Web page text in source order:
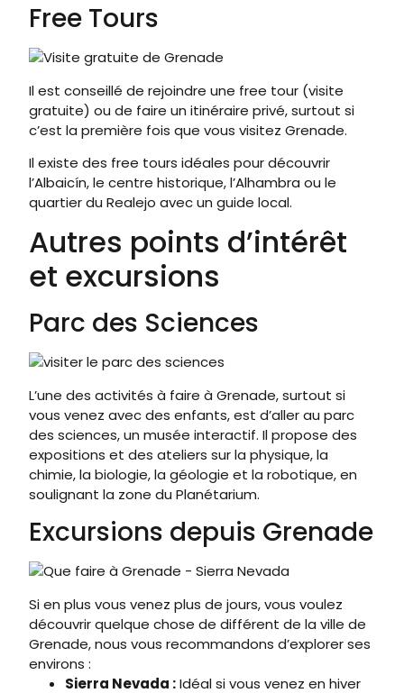
Free Tours
Il est conseillé de rejoindre une free tour (visite
gratuite) ou de faire un itinéraire privé, surtout si
c’est la première fois que vous visitez Grenade.
Il existe des free tours idéales pour découvrir
l’Albaicín, le centre historique, l’Alhambra ou le
quartier du Realejo avec un guide local.
Autres points d’intérêt
et excursions
Parc des Sciences
L’une des activités à faire à Grenade, surtout si
vous venez avec des enfants, est d’aller au parc
des sciences, un musée interactif. Il propose des
expositions et des ateliers sur la physique, la
chimie, la biologie, la géologie et la robotique, en
soulignant la zone du Planétarium.
Excursions depuis Grenade
Si en plus vous venez plus de jours, vous voulez
découvrir quelque chose de différent de la ville de
Grenade, nous vous recommandons d’explorer ses
environs :
Sierra Nevada :Idéal si vous venez en hiver